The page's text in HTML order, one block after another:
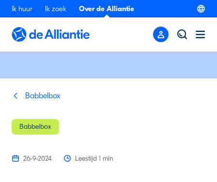
Ik huur Ik zoek Over de Alliantie
Babbelbox
Babbelbox
26-9-2024 Leestijd 1 min